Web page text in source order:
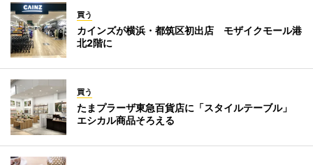
買う
カインズが横浜・都筑区初出店 モザイクモール港
北2階に
買う
たまプラーザ東急百貨店に「スタイルテーブル」
エシカル商品そろえる